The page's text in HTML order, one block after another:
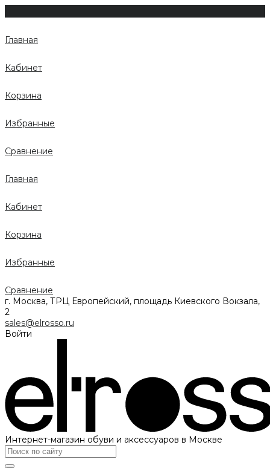
Главная
Кабинет
Корзина
Избранные
Сравнение
Главная
Кабинет
Корзина
Избранные
Сравнение
г. Москва, ТРЦ Европейский, площадь Киевского Вокзала,
2
sales@elrosso.ru
Войти
Интернет-магазин обуви и аксессуаров в Москве